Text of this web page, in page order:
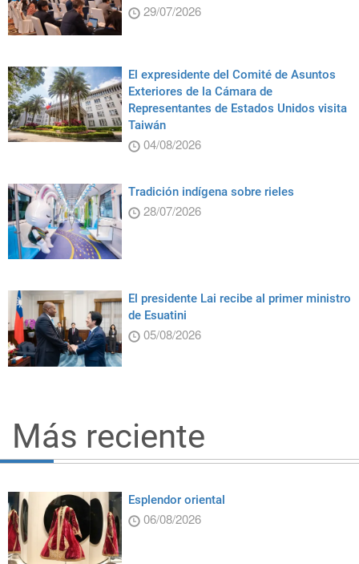
29/07/2026
El expresidente del Comité de Asuntos
Exteriores de la Cámara de
Representantes de Estados Unidos visita
Taiwán
04/08/2026
Tradición indígena sobre rieles
28/07/2026
El presidente Lai recibe al primer ministro
de Esuatini
05/08/2026
Más reciente
Esplendor oriental
06/08/2026